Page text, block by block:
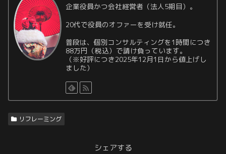
企業役員かつ会社経営者（法人5期目）。
20代で役員のオファーを受け就任。
普段は、個別コンサルティングを1時間につき
88万円（税込）で請け負っています。
（※好評につき2025年12月1日から値上げし
ました）
リフレーミング
シェアする